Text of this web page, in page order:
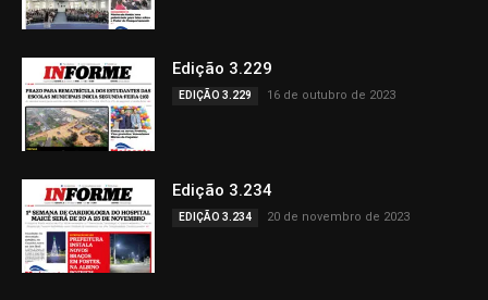
Edição 3.229
EDIÇÃO 3.229 16 de outubro de 2023
Edição 3.234
EDIÇÃO 3.234 20 de novembro de 2023